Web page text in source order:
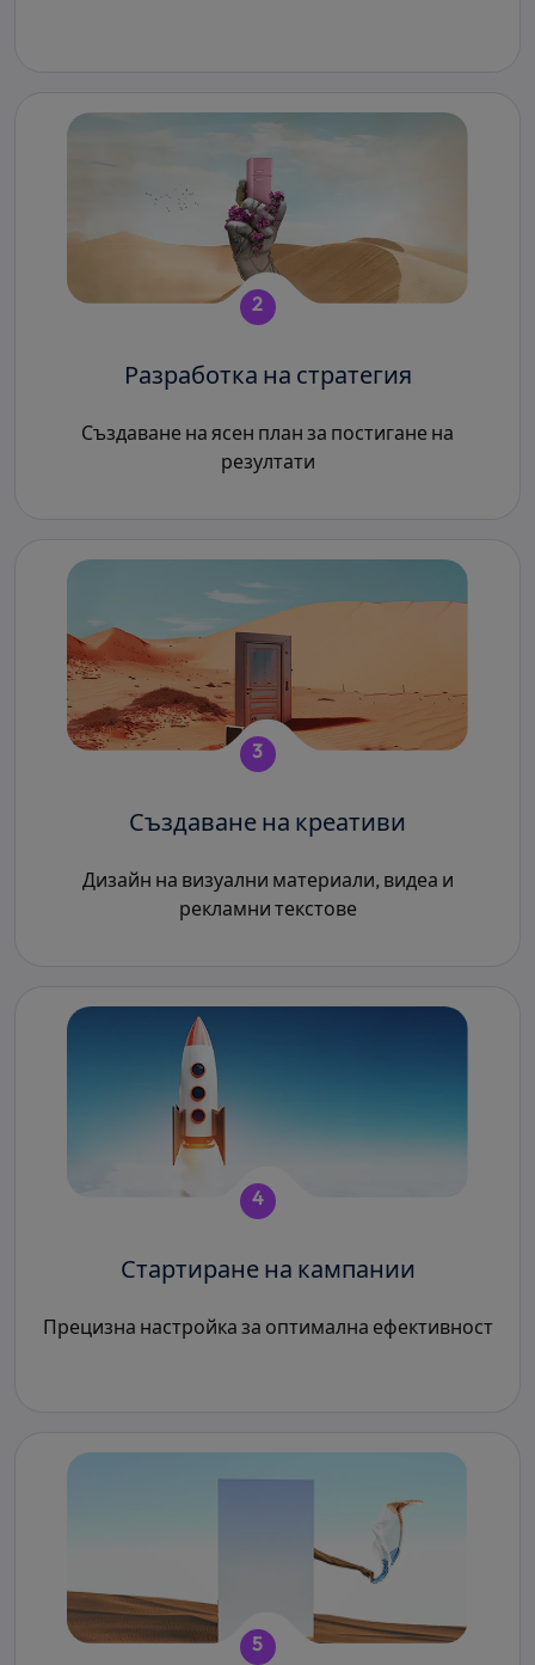
2
Разработка на стратегия
Създаване на ясен план за постигане на
резултати
3
Създаване на креативи
Дизайн на визуални материали, видеа и
рекламни текстове
4
Стартиране на кампании
Прецизна настройка за оптимална ефективност
5